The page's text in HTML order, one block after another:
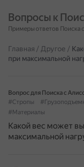
Вопросы к
Примеры ответов Поиска
Главная / Другое /
при максимальной
Вопрос для Поиска с
#Стропы
#Материалы
Какой вес может
максимальной